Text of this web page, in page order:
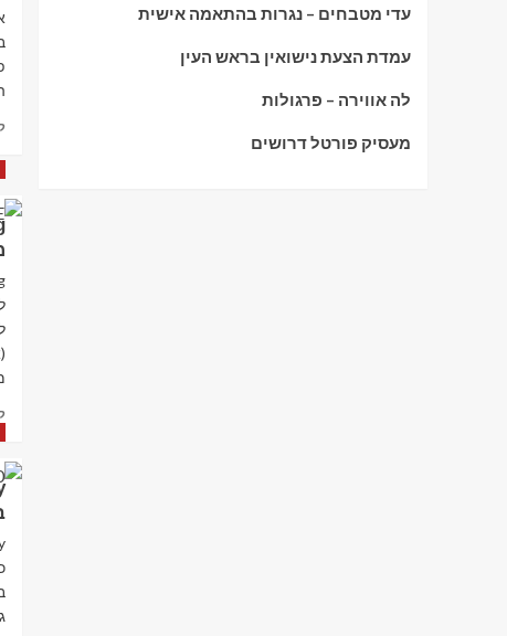
עדי מטבחים – נגרות בהתאמה אישית
עמדת הצעת נישואין בראש העין
לה אווירה – פרגולות
מעסיק פורטל דרושים